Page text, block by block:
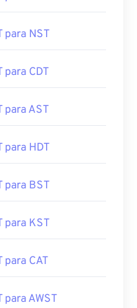
para NST
para CDT
para AST
para HDT
para BST
para KST
para CAT
para AWST